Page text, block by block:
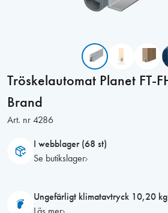
Tröskelautomat Planet FT-
Brand
Art. nr 4286
I webblager (68 st)
Se butikslager
Ungefärligt klimatavtryck 10,20